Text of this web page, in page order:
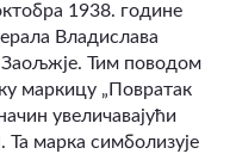
1938. године
Владислава
Заољжје. Тим поводом
маркицу „Повратак
увеличавајући
марка симболизује